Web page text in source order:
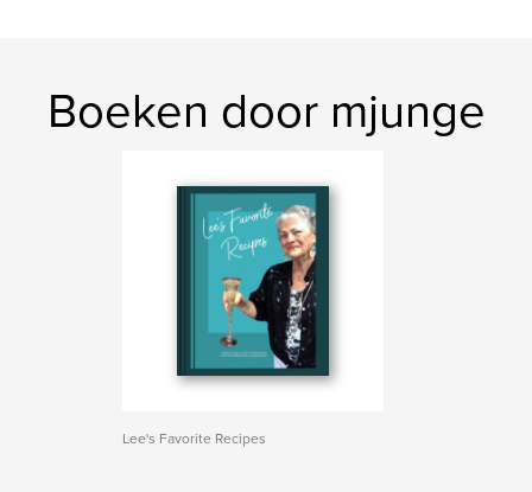
Boeken door mjunge
Lee's Favorite Recipes